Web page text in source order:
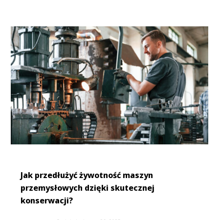
Jak przedłużyć żywotność maszyn
przemysłowych dzięki skutecznej
konserwacji?